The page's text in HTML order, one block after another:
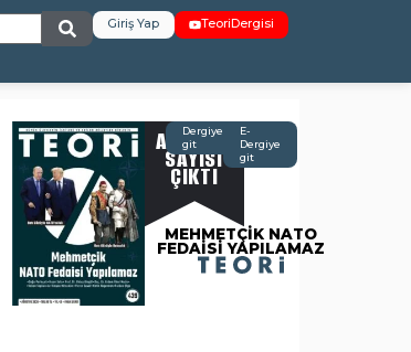
Giriş Yap TeoriDergisi
AĞUSTOS
SAYISI
ÇIKTI
MEHMETÇİK NATO
FEDAİSİ YAPILAMAZ
Dergiye
git
E-
Dergiye
git